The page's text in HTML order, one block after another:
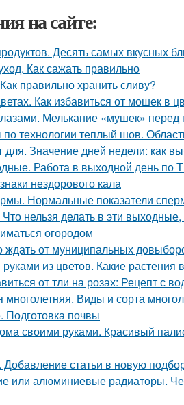
на сайте:
Десять самых вкусных
Как сажать правильно
правильно хранить сливу?
Как избавиться от мошек в
Мелькание «мушек» перед
технологии теплый шов.
для. Значение дней недели: как
Работа в выходной день по
нездорового кала
Нормальные показатели
нельзя делать в эти
огородом
ждать от муниципальных
из цветов. Какие растения
от тли на розах: Рецепт с
многолетняя. Виды и сорта
Подготовка почвы
своими руками. Красивый
статьи в новую
или алюминиевые радиаторы.